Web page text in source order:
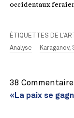
occidentaux
ÉTIQUETTES DE
Analyse
Karaganov,
38
«La paix se